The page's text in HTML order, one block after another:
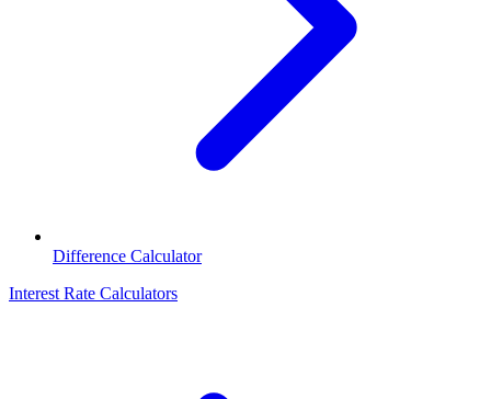
Difference Calculator
Interest Rate Calculators